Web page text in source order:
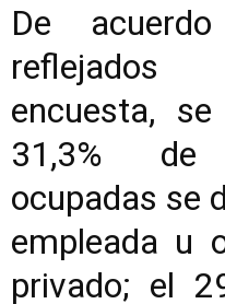
De
encuesta,
31,3%
ocupadas se
empleada u
privado; el